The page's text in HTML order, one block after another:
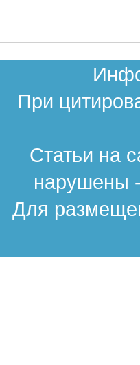
При
Статьи на
нарушены
Для